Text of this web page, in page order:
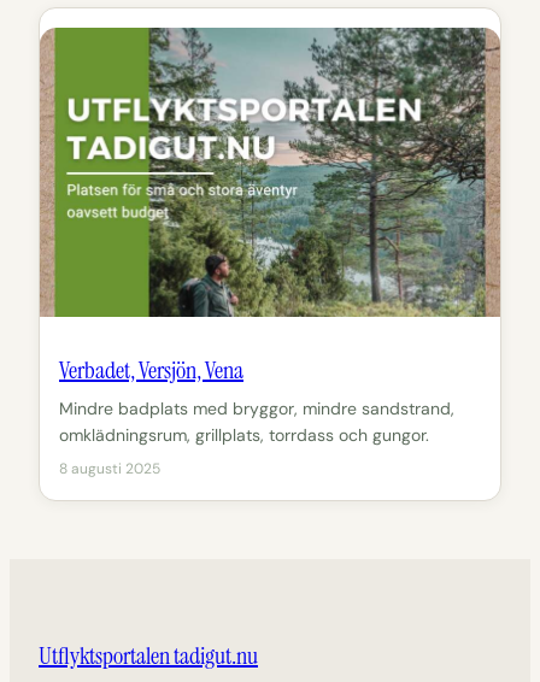
Verbadet, Versjön, Vena
Mindre badplats med bryggor, mindre sandstrand,
omklädningsrum, grillplats, torrdass och gungor.
8 augusti 2025
Utflyktsportalen tadigut.nu